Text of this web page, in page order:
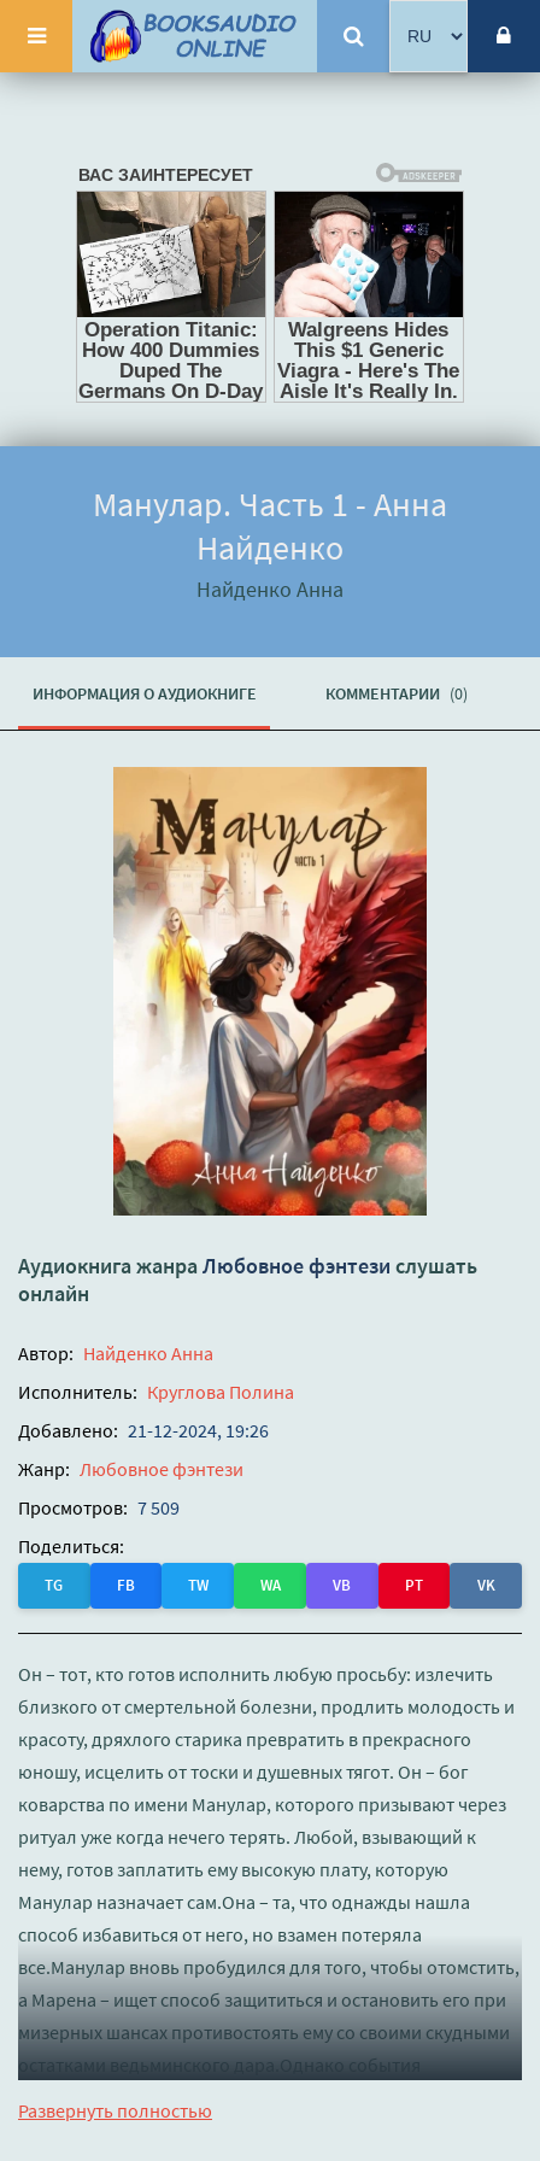
Манулар. Часть 1 - Анна
Найденко
Найденко Анна
ИНФОРМАЦИЯ О АУДИОКНИГЕ КОММЕНТАРИИ (0)
Аудиокнига жанра Любовное фэнтези слушать
онлайн
Автор: Найденко Анна
Исполнитель: Круглова Полина
Добавлено: 21-12-2024, 19:26
Жанр: Любовное фэнтези
Просмотров: 7 509
Поделиться:
TG FB TW WA VB PT VK
Он – тот, кто готов исполнить любую просьбу: излечить
близкого от смертельной болезни, продлить молодость и
красоту, дряхлого старика превратить в прекрасного
юношу, исцелить от тоски и душевных тягот. Он – бог
коварства по имени Манулар, которого призывают через
ритуал уже когда нечего терять. Любой, взывающий к
нему, готов заплатить ему высокую плату, которую
Манулар назначает сам.Она – та, что однажды нашла
способ избавиться от него, но взамен потеряла
все.Манулар вновь пробудился для того, чтобы отомстить,
а Марена – ищет способ защититься и остановить его при
мизерных шансах противостоять ему со своими скудными
остатками ведьминского дара.Однако события
коварства – угроза для всей империи, как и для клана
Развернуть полностью